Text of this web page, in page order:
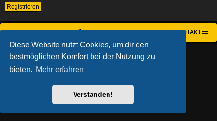
Diese Website nutzt Cookies, um dir den
bestmöglichen Komfort bei der Nutzung zu
bieten. Mehr erfahren
Verstanden!
Registrieren
STARTSEITE FOREN-ÜBERSICHT KONTAKT
AÇIEEED! STYLE BYIAN BRADLEY
POWERED BY PHPBB ® FORUM SOFTWARE © PHPBB LIMITED
DEUTSCHE ÜBERSETZUNG DURCH